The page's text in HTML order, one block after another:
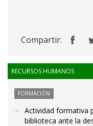
Compartir:
RECURSOS HUMANOS
FORMACIÓN
Actividad formativa
biblioteca ante la